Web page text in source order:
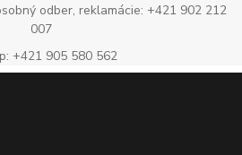
odber, reklamácie: +421 902 212
007
+421 905 580 562